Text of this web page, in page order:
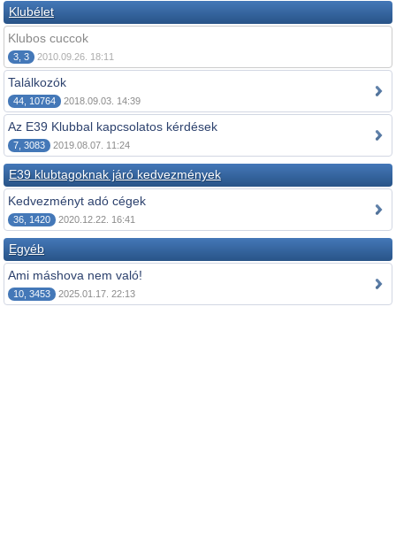
Klubélet
Klubos cuccok
3, 3 2010.09.26. 18:11
Találkozók
44, 10764 2018.09.03. 14:39
Az E39 Klubbal kapcsolatos kérdések
7, 3083 2019.08.07. 11:24
E39 klubtagoknak járó kedvezmények
Kedvezményt adó cégek
36, 1420 2020.12.22. 16:41
Egyéb
Ami máshova nem való!
10, 3453 2025.01.17. 22:13